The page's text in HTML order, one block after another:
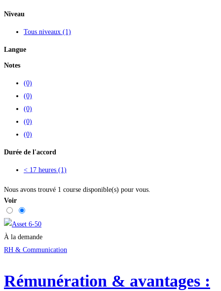
Niveau
Tous niveaux (1)
Langue
Notes
(0)
(0)
(0)
(0)
(0)
Durée de l'accord
< 17 heures (1)
Nous avons trouvé 1 course disponible(s) pour vous.
Voir
À la demande
RH & Communication
Rémunération & avantages :